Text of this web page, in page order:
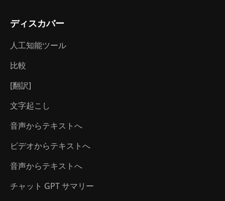
ディスカバー
人工知能ツール
比較
[翻訳]
文字起こし
音声からテキストへ
ビデオからテキストへ
音声からテキストへ
チャット GPT サマリー